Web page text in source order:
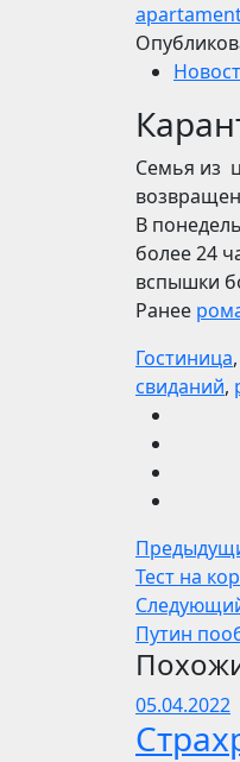
Семья из
В
более 24
вспышки
Ранее
Гостиница,
свиданий,
Тест на
Путин
05.04.2022